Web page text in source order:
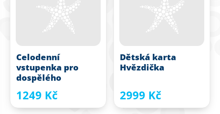
Celodenní
vstupenka pro
dospělého
1249 Kč
Dětská karta
Hvězdička
2999 Kč